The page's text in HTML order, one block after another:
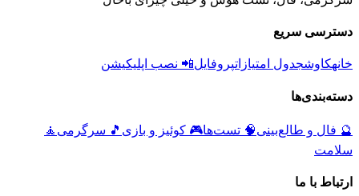
دسترسی سریع
خانهکاوشجدول امتیازاتپروفایل📲 نصب اپلیکیشن
دسته‌بندی‌ها
🔮 فال و طالع‌بینی🧠 تست‌ها🎮 کوئیز و بازی 🎵 سرگرمی 🧘
سلامت
ارتباط با ما